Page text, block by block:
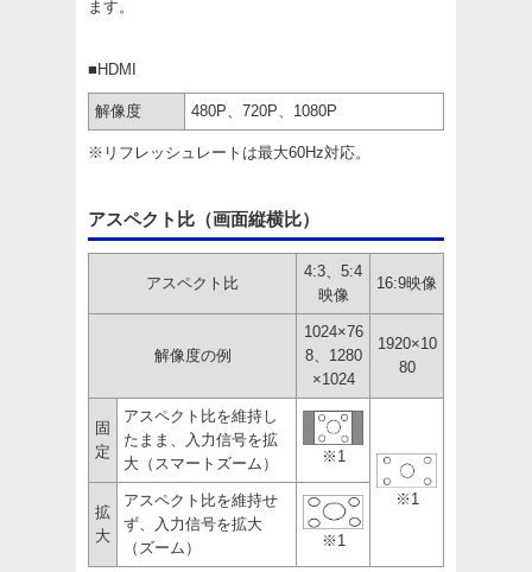
ます。
■HDMI
解像度 480P、720P、1080P
※リフレッシュレートは最大60Hz対応。
アスペクト比（画面縦横比）
アスペクト比
4:3、5:4
映像
16:9映像
解像度の例
1024×76
8、1280
×1024
1920×10
80
固
定
アスペクト比を維持し
たまま、入力信号を拡
大（スマートズーム）
※1
※1
拡
大
アスペクト比を維持せ
ず、入力信号を拡大
（ズーム）
※1